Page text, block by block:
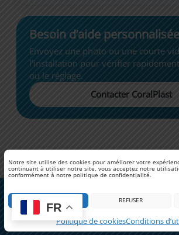
Notre site utilise des cookies pour améliorer votre
continuant à utiliser notre site, vous acceptez notre
conformément à notre politique de confidentialité.
ACCEPTER REFUSER
Politique de cookiesConditions
Besoin d’aide
Envoyez une photo ou une courte
l’installation pour vérifier
ou le réglage.
Contacter CoralPlast
Copyright © 2026 | CoralPlast
Facebook
FR